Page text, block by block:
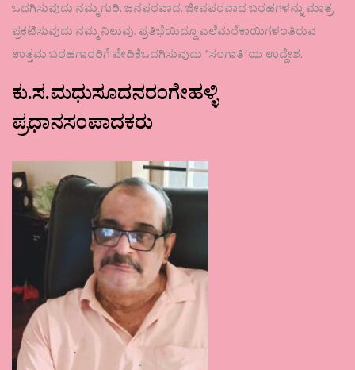
ಒದಗಿಸುವುದು ನಮ್ಮ ಗುರಿ. ಜನಪರವಾದ, ಜೀವಪರವಾದ ಬರಹಗಳನ್ನು ಮಾತ್ರ
ಪ್ರಕಟಿಸುವುದು ನಮ್ಮ ನಿಲುವು. ಪ್ರತಿಭೆಯಿದ್ದೂ ಎಲೆಮರೆಕಾಯಿಗಳಂತಿರುವ
ಉತ್ತಮ ಬರಹಗಾರರಿಗೆ ವೇದಿಕೆಒದಗಿಸುವುದು ʼಸಂಗಾತಿʼಯ ಉದ್ದೇಶ.
ಕು.ಸ.ಮಧುಸೂದನರಂಗೇಹಳ್ಳಿ
ಪ್ರಧಾನಸಂಪಾದಕರು